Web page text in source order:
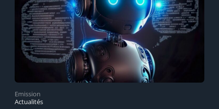
Emission
Actualités